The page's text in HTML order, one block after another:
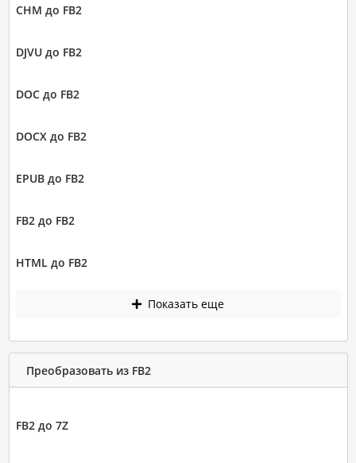
CHM до FB2
DJVU до FB2
DOC до FB2
DOCX до FB2
EPUB до FB2
FB2 до FB2
HTML до FB2
Показать еще
Преобразовать из FB2
FB2 до 7Z